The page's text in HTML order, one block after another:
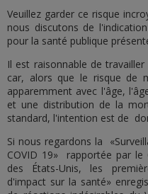
Veuillez garder ce risque
nous discutons de
pour la santé publique
Il est raisonnable de
car, alors que le risque de
apparemment avec l'âge,
et une distribution de la
standard, l'intention est de
Si nous regardons la
COVID 19» rapportée par
des États-Unis, les
d'impact sur la santé»